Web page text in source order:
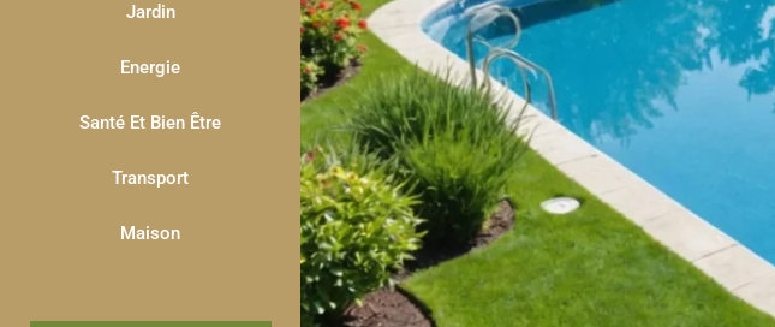
Jardin
Energie
Santé Et Bien Être
Transport
Maison